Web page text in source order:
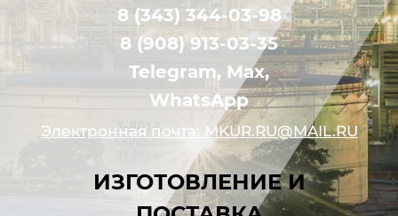
8 (343) 344-03-98
8 (908) 913-03-35
Telegram, Max,
WhatsApp
Электронная почта: MKUR.RU@MAIL.RU
ИЗГОТОВЛЕНИЕ И